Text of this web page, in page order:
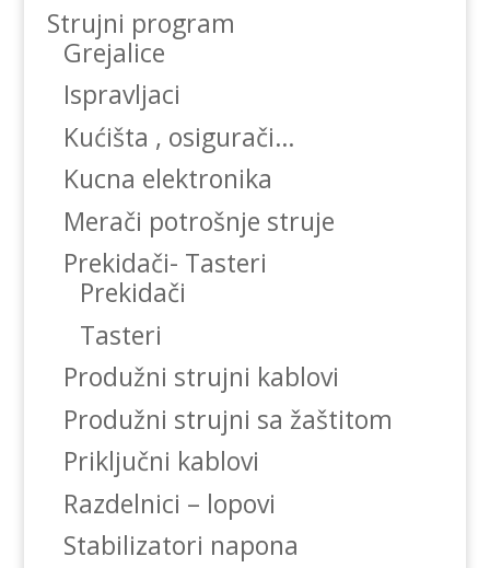
Strujni program
Grejalice
Ispravljaci
Kućišta , osigurači…
Kucna elektronika
Merači potrošnje struje
Prekidači- Tasteri
Prekidači
Tasteri
Produžni strujni kablovi
Produžni strujni sa žaštitom
Priključni kablovi
Razdelnici – lopovi
Stabilizatori napona